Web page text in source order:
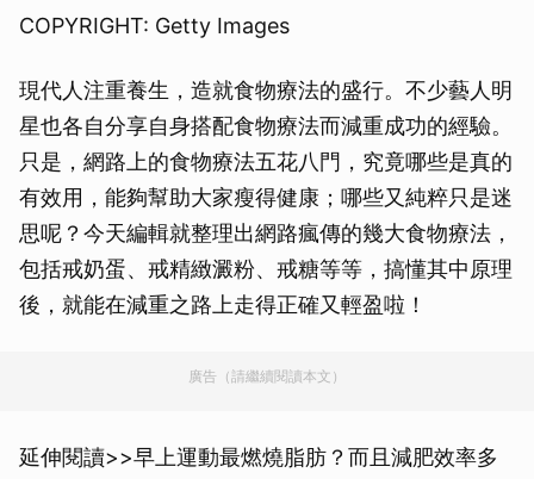
COPYRIGHT: Getty Images
現代人注重養生，造就食物療法的盛行。不少藝人明
星也各自分享自身搭配食物療法而減重成功的經驗。
只是，網路上的食物療法五花八門，究竟哪些是真的
有效用，能夠幫助大家瘦得健康；哪些又純粹只是迷
思呢？今天編輯就整理出網路瘋傳的幾大食物療法，
包括戒奶蛋、戒精緻澱粉、戒糖等等，搞懂其中原理
後，就能在減重之路上走得正確又輕盈啦！
廣告（請繼續閱讀本文）
延伸閱讀>>早上運動最燃燒脂肪？而且減肥效率多